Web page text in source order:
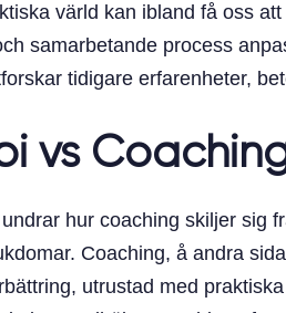
värld kan ibland få oss
samarbetande process
tidigare erfarenheter,
vs
hur coaching skiljer sig
Coaching, å andra
utrustad med